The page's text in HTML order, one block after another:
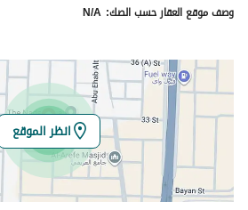
وصف موقع العقار حسب الصك: N/A
انظر الموقع